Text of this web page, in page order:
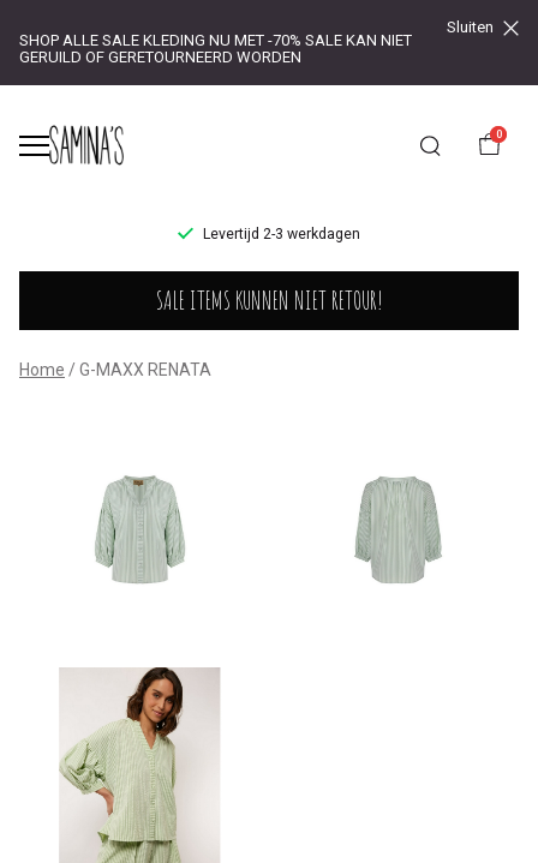
SHOP ALLE SALE KLEDING NU MET -70% SALE KAN NIET
GERUILD OF GERETOURNEERD WORDEN
Sluiten
0
Levertijd 2-3 werkdagen
G-
MAXX
RENATA
Saminas
SALE ITEMS KUNNEN NIET RETOUR!
Home G-MAXX RENATA